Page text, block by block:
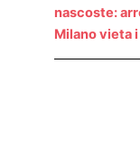
nascoste:
Milano vieta